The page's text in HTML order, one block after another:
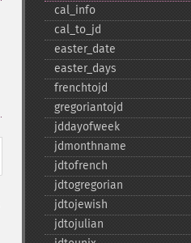
cal_​info
cal_​to_​jd
easter_​date
easter_​days
frenchtojd
gregoriantojd
jddayofweek
jdmonthname
jdtofrench
jdtogregorian
jdtojewish
jdtojulian